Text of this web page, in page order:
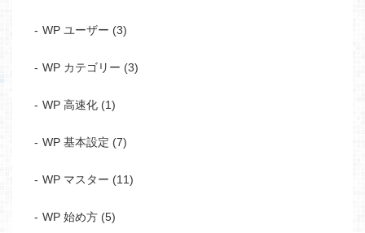
WP ユーザー (3)
WP カテゴリー (3)
WP 高速化 (1)
WP 基本設定 (7)
WP マスター (11)
WP 始め方 (5)